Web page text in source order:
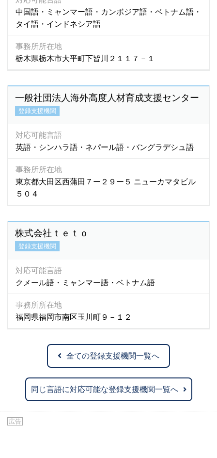
中国語・ミャンマー語・カンボジア語・ベトナム語・
タイ語・インドネシア語
事務所所在地
栃木県栃木市大平町下皆川２１１７－１
一般社団法人海外高度人材育成支援センター
登録支援機関
対応可能言語
英語・シンハラ語・ネパール語・バングラデシュ語
事務所所在地
東京都大田区西蒲田７ー２９ー５ ニューカマタビル
５０４
株式会社ｔｅｔｏ
登録支援機関
対応可能言語
クメール語・ミャンマー語・ベトナム語
事務所所在地
福岡県福岡市南区玉川町９－１２
全ての登録支援機関一覧へ
同じ言語に対応可能な登録支援機関一覧へ
広告